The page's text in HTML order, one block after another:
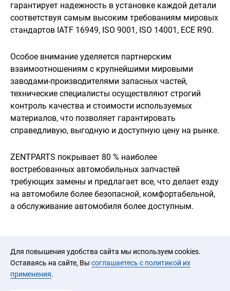
Для повышения удобства сайта мы используем cookies.
Оставаясь на сайте, Вы соглашаетесь с политикой их
применения.
гарантирует надежность в установке каждой детали
соответствуя самым высоким требованиям мировых
стандартов IATF 16949, ISO 9001, ISO 14001, ECE R90.
Особое внимание уделяется партнерским
взаимоотношениям с крупнейшими мировыми
заводами-производителями запасных частей,
технические специалисты осуществляют строгий
контроль качества и стоимости используемых
материалов, что позволяет гарантировать
справедливую, выгодную и доступную цену на рынке.
ZENTPARTS покрывает 80 % наиболее
востребованных автомобильных запчастей
требующих замены и предлагает все, что делает езду
на автомобиле более безопасной, комфортабельной,
а обслуживание автомобиля более доступным.